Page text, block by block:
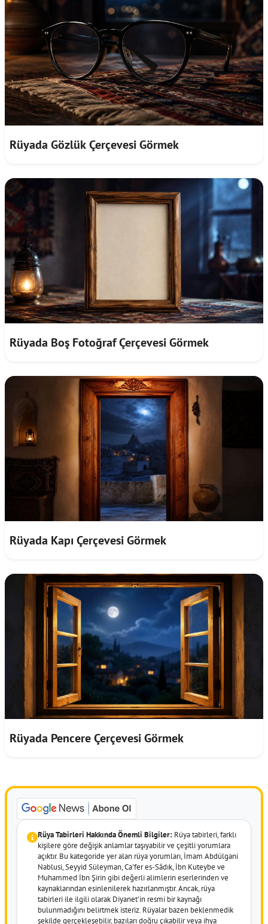
Rüyada Gözlük Çerçevesi Görmek
Rüyada Boş Fotoğraf Çerçevesi Görmek
Rüyada Kapı Çerçevesi Görmek
Rüyada Pencere Çerçevesi Görmek
Rüya Tabirleri Hakkında Önemli Bilgiler: Rüya tabirleri, farklı
kişilere göre değişik anlamlar taşıyabilir ve çeşitli yorumlara
açıktır. Bu kategoride yer alan rüya yorumları, İmam Abdülgani
Nablusi, Seyyid Süleyman, Ca'fer es-Sâdık, İbn Kuteybe ve
Muhammed İbn Şirin gibi değerli alimlerin eserlerinden ve
kaynaklarından esinlenilerek hazırlanmıştır. Ancak, rüya
tabirleri ile ilgili olarak Diyanet'in resmi bir kaynağı
bulunmadığını belirtmek isteriz. Rüyalar bazen beklenmedik
şekilde gerçekleşebilir, bazıları doğru çıkabilir veya ihya